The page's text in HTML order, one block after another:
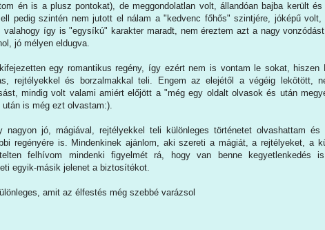
én is a plusz pontokat), de meggondolatlan volt, állandóan bajba került
pedig szintén nem jutott el nálam a "kedvenc főhős" szintjére, jóképű
valahogy így is "egysíkú" karakter maradt, nem éreztem azt a nagy
jó mélyen eldugva.
egy romantikus regény, így ezért nem is vontam le sokat, hiszen
rejtélyekkel és borzalmakkal teli. Engem az elejétől a végéig lekötött,
mindig volt valami amiért előjött a "még egy oldalt olvasok és után
is még ezt olvastam:).
nagyon jó, mágiával, rejtélyekkel teli különleges történetet olvashattam
regényére is. Mindenkinek ajánlom, aki szereti a mágiát, a rejtélyeket, a
felhívom mindenki figyelmét rá, hogy van benne kegyetlenkedés
egyik-másik jelenet a biztosítékot.
amit az élfestés még szebbé varázsol